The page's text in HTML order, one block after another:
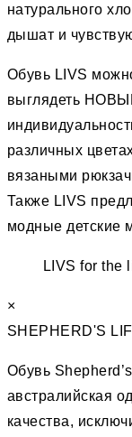
натурального
дышат и
Обувь LIVS
выглядеть
различных
вязаными
Также LIVS
модные детские
LIVS for the
×
SHEPHERD'S
Обувь
австралийская
качества,